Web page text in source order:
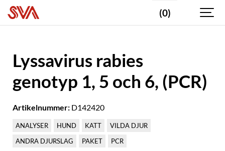
(0)
Lyssavirus rabies
genotyp 1, 5 och 6, (PCR)
Artikelnummer: D142420
ANALYSER HUND KATT
VILDA DJUR
ANDRA DJURSLAG
PAKET PCR